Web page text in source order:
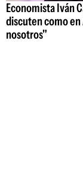
Economista Iván
discuten como
nosotros"